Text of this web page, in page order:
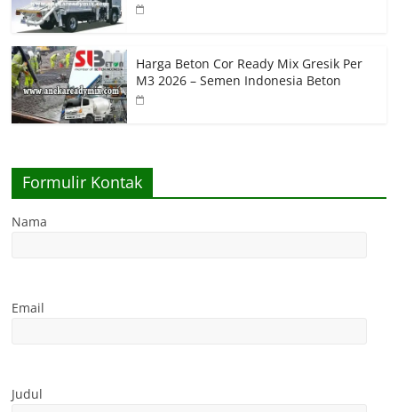
Harga Beton Cor Ready Mix Gresik Per
M3 2026 – Semen Indonesia Beton
Formulir Kontak
Nama
Email
Judul